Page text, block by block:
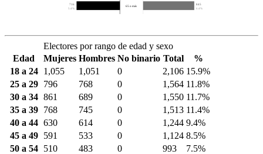
716
5.4%
845
6.4%
65 o más
Electores por rango de edad y sexo
Edad
Mujeres Hombres No binario Total
%
18 a 24
1,055 1,051 0 2,106 15.9%
25 a 29
796 768 0 1,564 11.8%
30 a 34 861 689 0 1,550 11.7%
35 a 39
768 745 0 1,513 11.4%
40 a 44 630 614 0 1,244 9.4%
45 a 49
591 533 0 1,124 8.5%
50 a 54
510 483 0 993
7.5%